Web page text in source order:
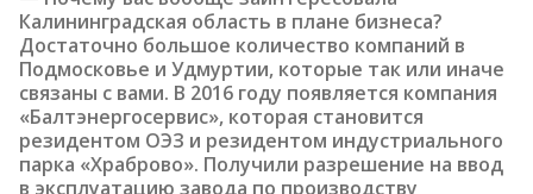
Калининградская область в плане бизнеса?
Достаточно большое количество компаний в
Подмосковье и Удмуртии, которые так или иначе
связаны с вами. В 2016 году появляется компания
«Балтэнергосервис», которая становится
резидентом ОЭЗ и резидентом индустриального
парка «Храброво». Получили разрешение на ввод
в эксплуатацию завода по производству